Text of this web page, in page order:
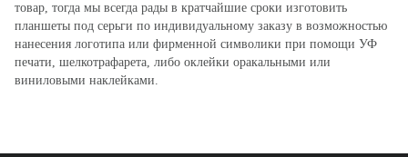
товар, тогда мы всегда рады в кратчайшие сроки изготовить
планшеты под серьги по индивидуальному заказу в возможностью
нанесения логотипа или фирменной символики при помощи УФ
печати, шелкотрафарета, либо оклейки оракальными или
виниловыми наклейками.